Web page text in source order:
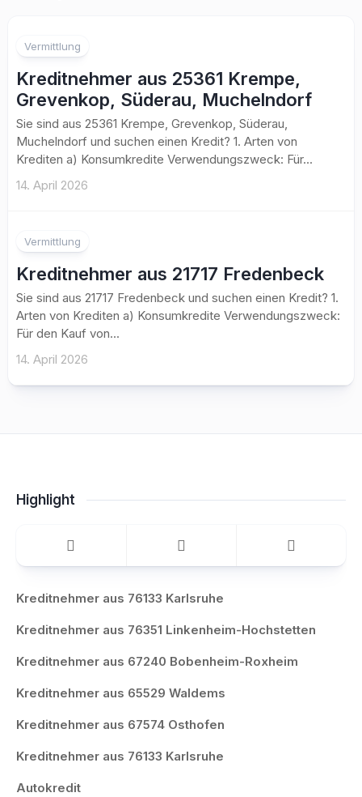
Vermittlung
Kreditnehmer aus 25361 Krempe,
Grevenkop, Süderau, Muchelndorf
Sie sind aus 25361 Krempe, Grevenkop, Süderau,
Muchelndorf und suchen einen Kredit? 1. Arten von
Krediten a) Konsumkredite Verwendungszweck: Für...
14. April 2026
Vermittlung
Kreditnehmer aus 21717 Fredenbeck
Sie sind aus 21717 Fredenbeck und suchen einen Kredit? 1.
Arten von Krediten a) Konsumkredite Verwendungszweck:
Für den Kauf von...
14. April 2026
Highlight
Kreditnehmer aus 76133 Karlsruhe
Kreditnehmer aus 76351 Linkenheim-Hochstetten
Kreditnehmer aus 67240 Bobenheim-Roxheim
Kreditnehmer aus 65529 Waldems
Kreditnehmer aus 67574 Osthofen
Kreditnehmer aus 76133 Karlsruhe
Autokredit